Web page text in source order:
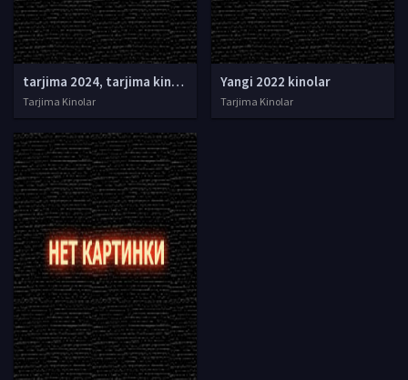
tarjima 2024, tarjima kinolar 2024, uzbek tarjima 2024, tarjima kinolar tilida tilida 2024, uzbek tilida tarjima 2024, kino tarjima 2024, uzbek tarjima kinolar 2024, tarjima kinolar 2024 uzbek tilida, tarjima kinolar 2024 o zbek, tarjima kinolar 2024
Tarjima Kinolar
Yangi 2022 kinolar
Tarjima Kinolar